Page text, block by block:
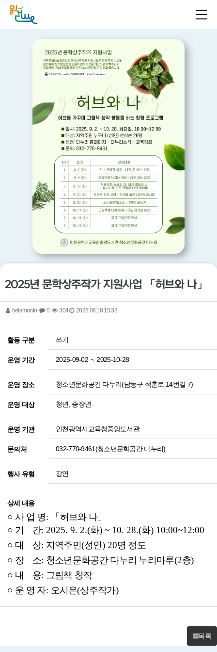
2025년 문학상주작가 지원사업 「허브와 나」
belamonto 0 304 2025.08.18 15:33
활동 구분 쓰기
운영 기간 2025-09-02 ~ 2025-10-28
운영 장소 청소년문화공간 다누리(남동구 석촌로 14번길 7)
운영 대상 청년, 중장년
운영 기관 인천광역시교육청중앙도서관
문의처 032-770-9461(청소년문화공간 다누리)
행사 유형 강연
상세 내용
○ 사 업 명: 「 허브와 나」
○ 기 간: 2025. 9. 2.(화) ~ 10. 28.(화) 10:00~12:00
○ 대 상: 지역주민(성인) 20명 정도
○ 장 소: 청소년문화공간 다누리 누리마루(2층)
○ 내 용: 그림책 창작
○ 운 영 자: 오시은(상주작가)
목록